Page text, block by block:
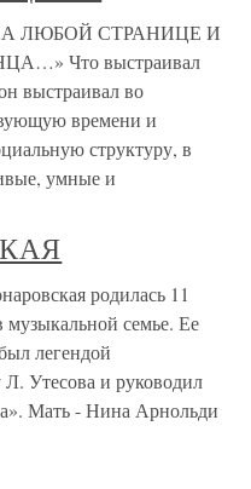
ЛЮБОЙ СТРАНИЦЕ И
Что выстраивал
выстраивал во
времени и
структуру, в
умные и
родилась 11
музыкальной семье. Ее
легендой
Л. Утесова и руководил
Мать - Нина Арнольди